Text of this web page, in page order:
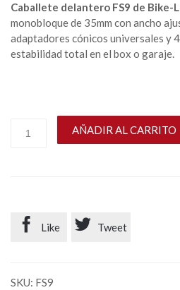
Caballete delantero FS9 de Bike-
monobloque de 35mm con ancho
adaptadores cónicos universales y
estabilidad total en el box o garaje.
AÑADIR AL CARRITO
 Like  Tweet
SKU: FS9